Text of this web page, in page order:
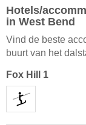
Hotels/
in West Bend
Vind de beste
buurt van het
Fox Hill 1